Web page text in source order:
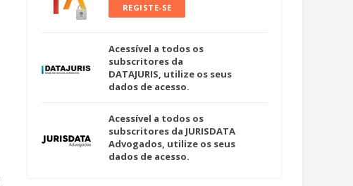
REGISTE-SE
Acessível a todos os
subscritores da
DATAJURIS, utilize os seus
dados de acesso.
Acessível a todos os
subscritores da JURISDATA
Advogados, utilize os seus
dados de acesso.